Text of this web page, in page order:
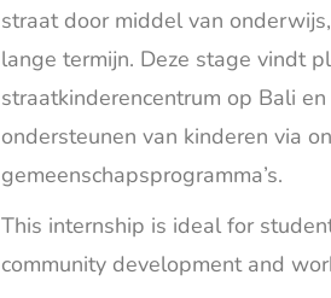
straat door middel van
lange termijn. Deze stage vindt
straatkinderencentrum op Bali
ondersteunen van kinderen via
gemeenschapsprogramma’s.
This internship is ideal for
community development and